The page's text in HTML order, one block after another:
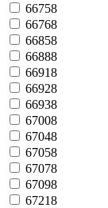
66758
66768
66858
66888
66918
66928
66938
67008
67048
67058
67078
67098
67218